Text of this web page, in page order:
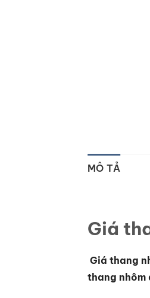
MÔ TẢ
Giá
Giá thang
thang nhôm